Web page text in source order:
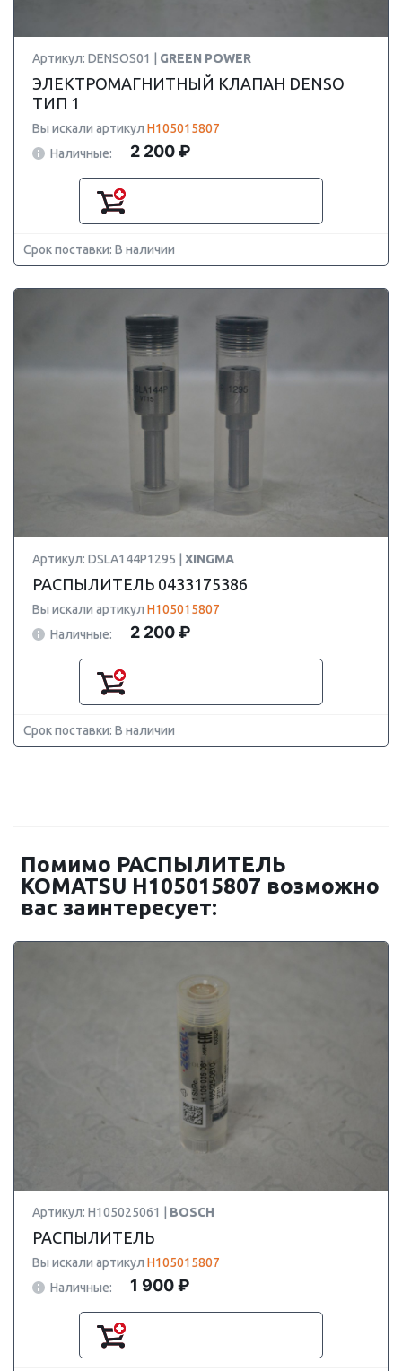
Артикул: DENSOS01 | GREEN POWER
ЭЛЕКТРОМАГНИТНЫЙ КЛАПАН DENSO
ТИП 1
Вы искали артикул H105015807
Наличные:
2 200 ₽
Срок поставки: В наличии
Артикул: DSLA144P1295 | XINGMA
РАСПЫЛИТЕЛЬ 0433175386
Вы искали артикул H105015807
Наличные:
2 200 ₽
Срок поставки: В наличии
Помимо РАСПЫЛИТЕЛЬ
KOMATSU H105015807 возможно
вас заинтересует:
Артикул: H105025061 | BOSCH
РАСПЫЛИТЕЛЬ
Вы искали артикул H105015807
Наличные:
1 900 ₽